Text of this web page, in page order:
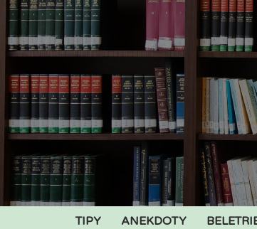
Přeskočit
na
obsah
TIPY ANEKDOTY